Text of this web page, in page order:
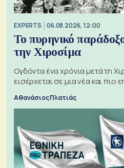
EXPERTS 06.08.2026, 12:00
Το πυρηνικό
την Χιροσίμα
Ογδόντα ένα χρόνια μετά τη
εισέρχεται σε μια νέα και πιο
Αθανάσιος Πλατιάς